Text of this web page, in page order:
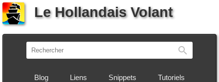
Le Hollandais Volant
Blog Liens Snippets Tutoriels